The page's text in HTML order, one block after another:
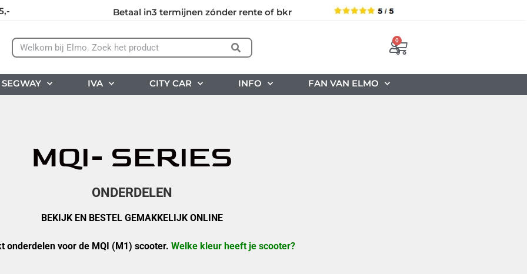
Betaal in3 termijnen zónder rente of bkr
0
SEGWAY IVA CITY CAR INFO FAN VAN ELMO
MQI- SERIES
ONDERDELEN
BEKIJK EN BESTEL GEMAKKELIJK ONLINE
onderdelen voor de MQI (M1) scooter. Welke kleur heeft je scooter?